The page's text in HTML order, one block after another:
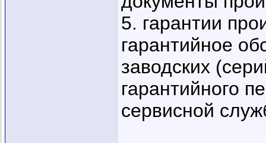
5. гарантии
гарантийное
заводских
гарантийного
сервисной